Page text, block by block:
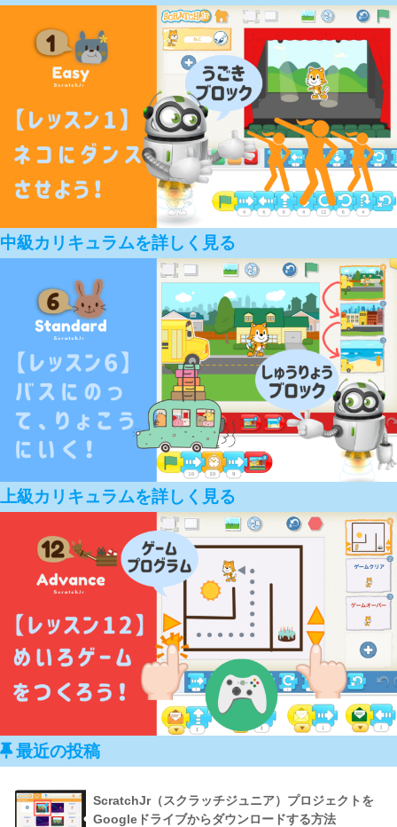
00:00
中級カリキュラムを詳しく見る
上級カリキュラムを詳しく見る
最近の投稿
ScratchJr（スクラッチジュニア）プロジェクトを
Googleドライブからダウンロードする方法